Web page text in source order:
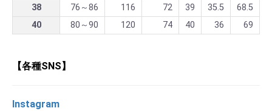
38
76～86 116 72 39 35.5
68.5
40
80～90 120 74 40 36 69
【各種SNS】
Instagram